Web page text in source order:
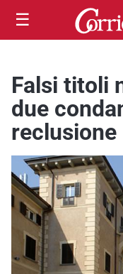
☰
Falsi titoli
due
reclusione